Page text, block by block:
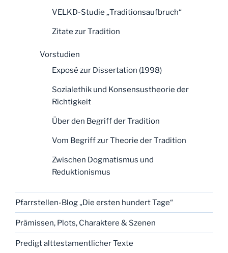
VELKD-Studie „Traditionsaufbruch“
Zitate zur Tradition
Vorstudien
Exposé zur Dissertation (1998)
Sozialethik und Konsensustheorie der
Richtigkeit
Über den Begriff der Tradition
Vom Begriff zur Theorie der Tradition
Zwischen Dogmatismus und
Reduktionismus
Pfarrstellen-Blog „Die ersten hundert Tage“
Prämissen, Plots, Charaktere & Szenen
Predigt alttestamentlicher Texte